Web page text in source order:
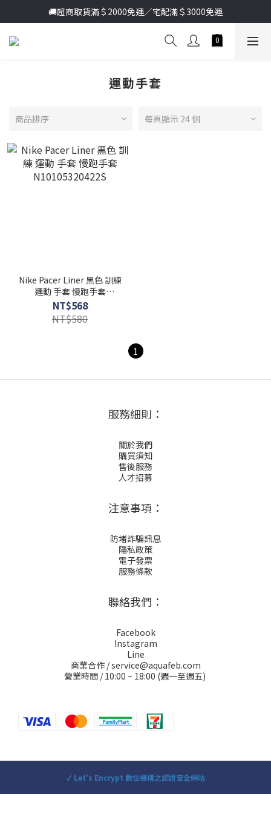
加入新會員送首購金＄100🔥點我註冊➞
🚚超商取貨滿＄2000免運／宅配滿＄3000免運
加入新會員送首購金＄100🔥點我註冊➞
運動手套
商品排序 每頁顯示 24 個
Nike Pacer Liner 黑色 訓練
運動 手套 慢跑手套
N10105320422S
NT$568
NT$580
1
服務細則：
關於我們
購買須知
售後服務
人才招募
注意事項：
防堵詐騙訊息
隱私政策
電子發票
服務條款
聯絡我們：
Facebook
Instagram
Line
商業合作 / service@aquafeb.com
營業時間 / 10:00 ~ 18:00 (週一至週五)
✓ Let's Encrypt 數位機構之認證安全網站